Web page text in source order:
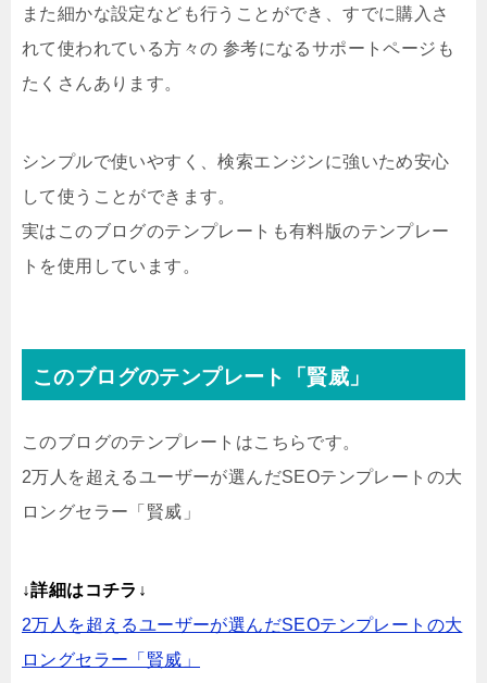
また細かな設定なども行うことができ、すでに購入さ
れて使われている方々の 参考になるサポートページも
たくさんあります。
シンプルで使いやすく、検索エンジンに強いため安心
して使うことができます。
実はこのブログのテンプレートも有料版のテンプレー
トを使用しています。
このブログのテンプレート「賢威」
このブログのテンプレートはこちらです。
2万人を超えるユーザーが選んだSEOテンプレートの大
ロングセラー「賢威」
↓詳細はコチラ↓
2万人を超えるユーザーが選んだSEOテンプレートの大
ロングセラー「賢威」